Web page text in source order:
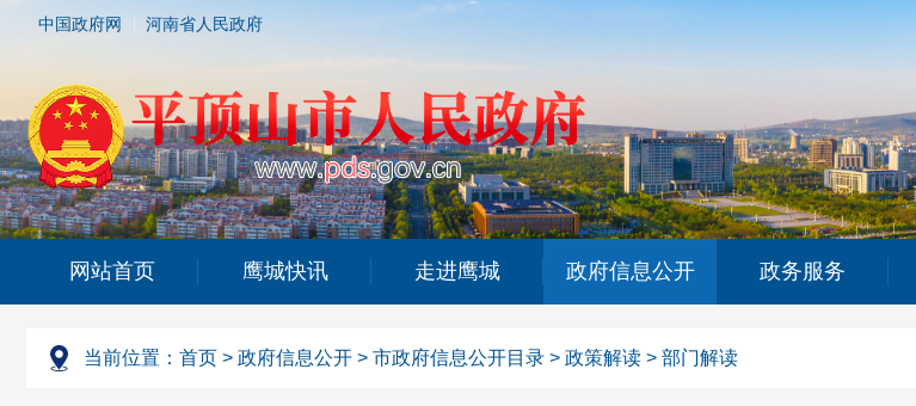
中国政府网 河南省人民政府
网站首页 鹰城快讯 走进鹰城 政府信息公开 政务服务
当前位置： 首页 > 政府信息公开 > 市政府信息公开目录 > 政策解读 > 部门解读